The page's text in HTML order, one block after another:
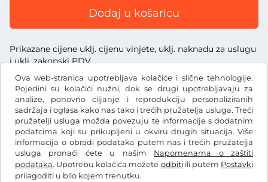
Ova web-stranica upotrebljava kolačiće i slične tehnologije.
Pojedini su kolačići nužni, dok se drugi upotrebljavaju za
analize, ponovno ciljanje i reprodukciju personaliziranih
sadržaja i oglasa kako nas tako i trećih pružatelja usluga. Treći
pružatelji usluga možda povezuju te informacije s dodatnim
podatcima koji su prikupljeni u okviru drugih situacija. Više
informacija o obradi podataka putem nas i trećih pružatelja
usluga pronaći ćete u našim Napomenama o zaštiti
podataka. Upotrebu kolačića možete odbitiili putem Postavki
prilagoditi u bilo kojem trenutku.
Dodaj u košaricu
Prikazane cijene uklj. cijenu vinjete, uklj. naknadu za uslugu
i uklj. zakonski PDV
£GBP
Facebook Instagram